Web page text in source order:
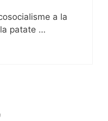
a la
patate …